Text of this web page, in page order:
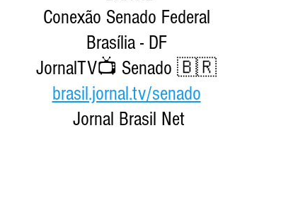
Conexão Senado Federal
Brasília - DF
JornalTV📺 Senado 🇧🇷
brasil.jornal.tv/senado
Jornal Brasil Net